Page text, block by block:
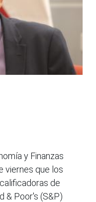
y Finanzas
viernes que los
de
& Poor's (S&P)